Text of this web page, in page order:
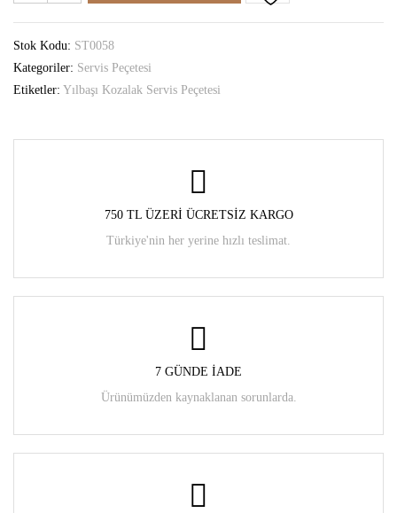
Servis
Peçetesi
adet
Stok Kodu: ST0058
Kategoriler: Servis Peçetesi
Etiketler: Yılbaşı Kozalak Servis Peçetesi
750 TL ÜZERI ÜCRETSIZ KARGO
Türkiye'nin her yerine hızlı teslimat.
7 GÜNDE İADE
Ürünümüzden kaynaklanan sorunlarda.